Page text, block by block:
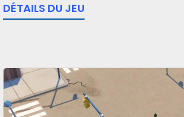
DÉTAILS DU JEU